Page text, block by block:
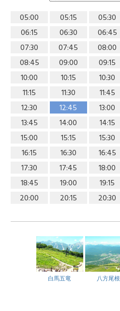
05:00 05:15 05:30
06:15
06:30 06:45
07:30
07:45 08:00
08:45
09:00 09:15
10:00
10:15 10:30
11:15
11:30 11:45
12:30
12:45 13:00
13:45
14:00 14:15
15:00
15:15 15:30
16:15
16:30 16:45
17:30
17:45 18:00
18:45
19:00 19:15
20:00
20:15 20:30
白馬五竜 八方尾根